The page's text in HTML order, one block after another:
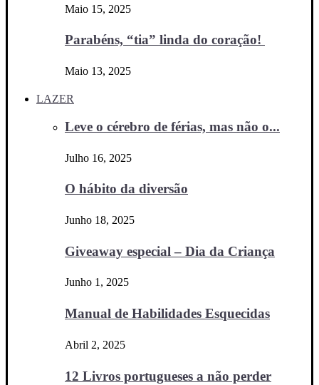
Maio 15, 2025
Parabéns, “tia” linda do coração!
Maio 13, 2025
LAZER
Leve o cérebro de férias, mas não o...
Julho 16, 2025
O hábito da diversão
Junho 18, 2025
Giveaway especial – Dia da Criança
Junho 1, 2025
Manual de Habilidades Esquecidas
Abril 2, 2025
12 Livros portugueses a não perder